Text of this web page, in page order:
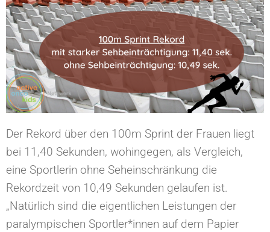
Der Rekord über den 100m Sprint der Frauen liegt
bei 11,40 Sekunden, wohingegen, als Vergleich,
eine Sportlerin ohne Seheinschränkung die
Rekordzeit von 10,49 Sekunden gelaufen ist. ⁠
„Natürlich sind die eigentlichen Leistungen der
paralympischen Sportler*innen auf dem Papier